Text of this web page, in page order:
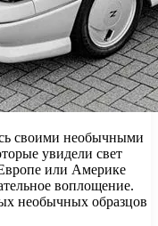
своими необычными
увидели свет
или Америке
воплощение.
необычных образцов